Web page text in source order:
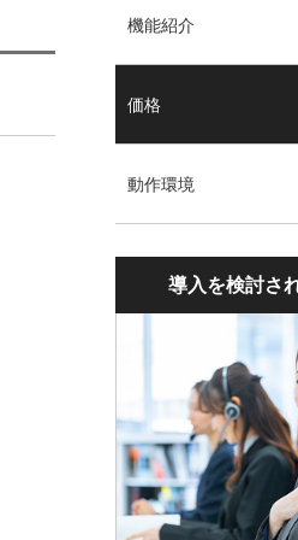
機能紹介
価格
動作環境
導入を検討さ